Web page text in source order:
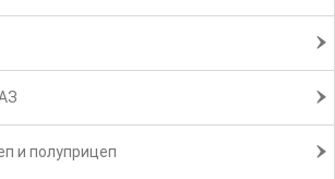
и полуприцеп